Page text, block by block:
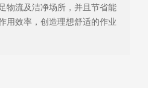
物流及洁净场所，并且节省能
用效率，创造理想舒适的作业